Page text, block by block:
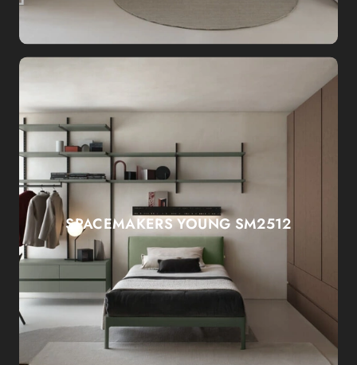
SPACEMAKERS YOUNG SM2512